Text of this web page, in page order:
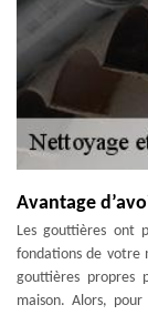
Avantage
Les gouttières ont
fondations de votre
gouttières propres
maison. Alors,